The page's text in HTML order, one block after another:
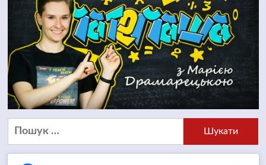
Пошук: